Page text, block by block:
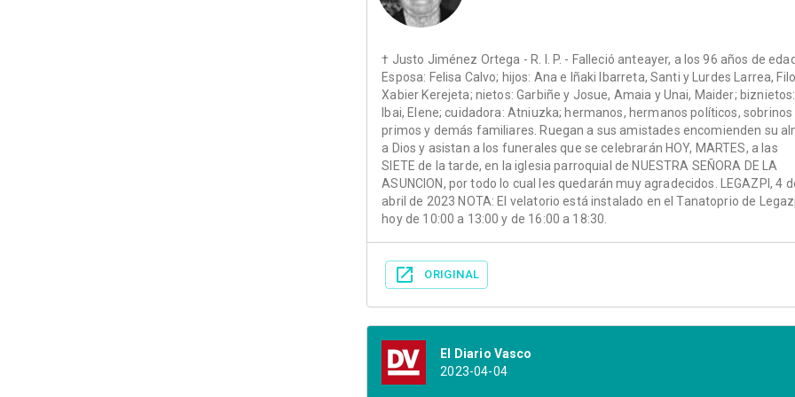
† Justo Jiménez Ortega - R. I. P. - Falleció anteayer, a los 96 años de
Esposa: Felisa Calvo; hijos: Ana e Iñaki Ibarreta, Santi y Lurdes Larrea,
Xabier Kerejeta; nietos: Garbiñe y Josue, Amaia y Unai, Maider; biznietos:
Ibai, Elene; cuidadora: Atniuzka; hermanos, hermanos políticos, sobrinos
primos y demás familiares. Ruegan a sus amistades encomienden su
a Dios y asistan a los funerales que se celebrarán HOY, MARTES, a las
SIETE de la tarde, en la iglesia parroquial de NUESTRA SEÑORA DE LA
ASUNCION, por todo lo cual les quedarán muy agradecidos. LEGAZPI, 4
abril de 2023 NOTA: El velatorio está instalado en el Tanatoprio de
hoy de 10:00 a 13:00 y de 16:00 a 18:30.
ORIGINAL
El Diario Vasco
2023-04-04